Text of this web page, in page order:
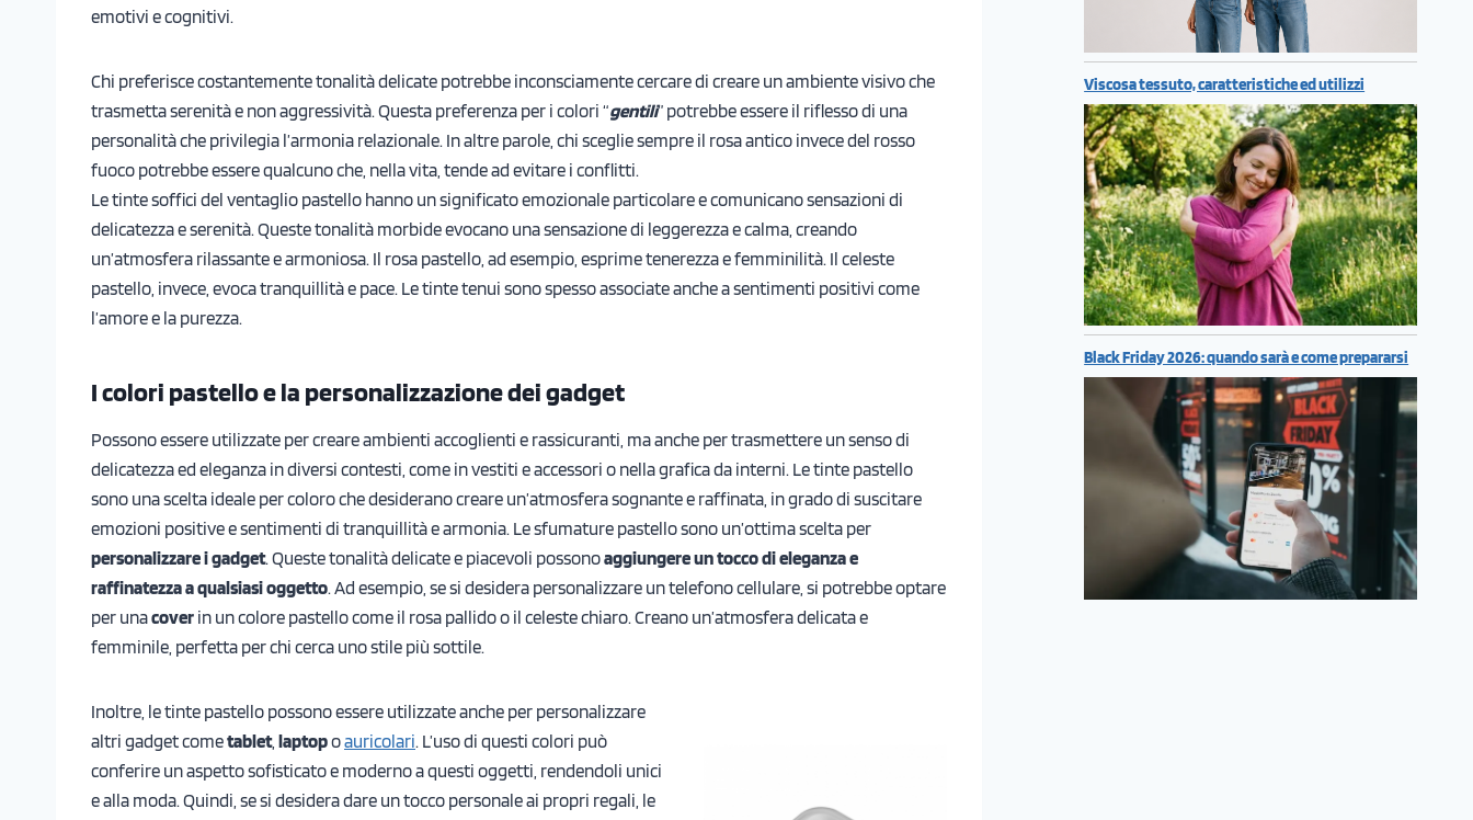
emotivi e cognitivi.
Chi preferisce costantemente tonalità delicate potrebbe inconsciamente cercare di creare un ambiente visivo che
trasmetta serenità e non aggressività. Questa preferenza per i colori “gentili” potrebbe essere il riflesso di una
personalità che privilegia l’armonia relazionale. In altre parole, chi sceglie sempre il rosa antico invece del rosso
fuoco potrebbe essere qualcuno che, nella vita, tende ad evitare i conflitti.
Le tinte soffici del ventaglio pastello hanno un significato emozionale particolare e comunicano sensazioni di
delicatezza e serenità. Queste tonalità morbide evocano una sensazione di leggerezza e calma, creando
un’atmosfera rilassante e armoniosa. Il rosa pastello, ad esempio, esprime tenerezza e femminilità. Il celeste
pastello, invece, evoca tranquillità e pace. Le tinte tenui sono spesso associate anche a sentimenti positivi come
l’amore e la purezza.
I colori pastello e la personalizzazione dei gadget
Possono essere utilizzate per creare ambienti accoglienti e rassicuranti, ma anche per trasmettere un senso di
delicatezza ed eleganza in diversi contesti, come in vestiti e accessori o nella grafica da interni. Le tinte pastello
sono una scelta ideale per coloro che desiderano creare un’atmosfera sognante e raffinata, in grado di suscitare
emozioni positive e sentimenti di tranquillità e armonia. Le sfumature pastello sono un’ottima scelta per
personalizzare i gadget. Queste tonalità delicate e piacevoli possonoaggiungere un tocco di eleganza e
raffinatezza a qualsiasi oggetto. Ad esempio, se si desidera personalizzare un telefono cellulare, si potrebbe optare
per unacover in un colore pastello come il rosa pallido o il celeste chiaro. Creano un’atmosfera delicata e
femminile, perfetta per chi cerca uno stile più sottile.
Inoltre, le tinte pastello possono essere utilizzate anche per personalizzare
altri gadget cometablet, laptopoauricolari. L’uso di questi colori può
conferire un aspetto sofisticato e moderno a questi oggetti, rendendoli unici
e alla moda. Quindi, se si desidera dare un tocco personale ai propri regali, le
Viscosa tessuto, caratteristiche ed utilizzi
Black Friday 2026: quando sarà e come prepararsi